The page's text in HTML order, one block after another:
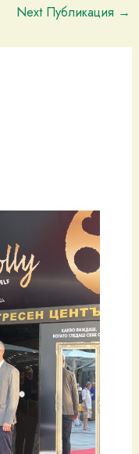
Next Публикация →